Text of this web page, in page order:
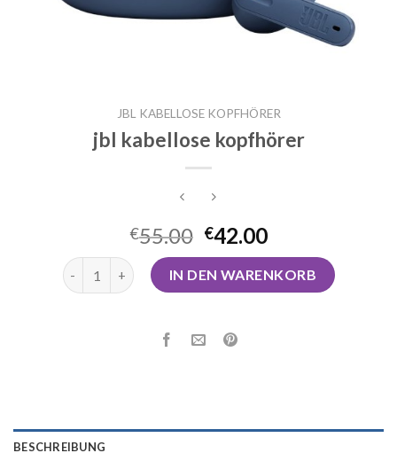
JBL KABELLOSE KOPFHÖRER
jbl kabellose kopfhörer
€55.00 €42.00
jbl kabellose kopfhörer MengeIN DEN WARENKORB
BESCHREIBUNG